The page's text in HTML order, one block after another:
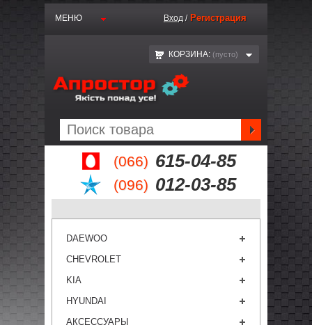
(066) 615-04-85
(096) 012-03-85
МЕНЮ Вход / Регистрация
КОРЗИНА: (пустo)
DAEWOO
CHEVROLET
KIA
HYUNDAI
АКСЕССУАРЫ